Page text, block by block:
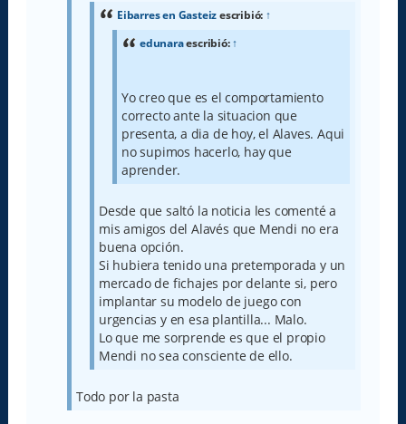
Eibarres en Gasteizescribió: ↑
edunaraescribió:↑
Yo creo que es el comportamiento
correcto ante la situacion que
presenta, a dia de hoy, el Alaves. Aqui
no supimos hacerlo, hay que
aprender.
Desde que saltó la noticia les comenté a
mis amigos del Alavés que Mendi no era
buena opción.
Si hubiera tenido una pretemporada y un
mercado de fichajes por delante si, pero
implantar su modelo de juego con
urgencias y en esa plantilla... Malo.
Lo que me sorprende es que el propio
Mendi no sea consciente de ello.
Todo por la pasta